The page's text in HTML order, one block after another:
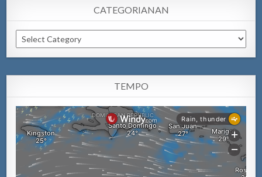
CATEGORIANAN
Categorianan
TEMPO